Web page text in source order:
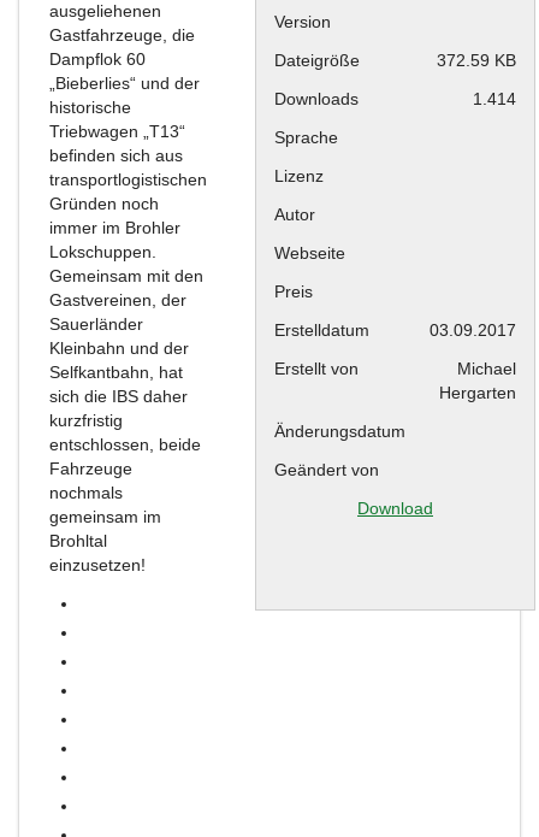
ausgeliehenen
Gastfahrzeuge, die
Dampflok 60
„Bieberlies“ und der
historische
Triebwagen „T13“
befinden sich aus
transportlogistischen
Gründen noch
immer im Brohler
Lokschuppen.
Gemeinsam mit den
Gastvereinen, der
Sauerländer
Kleinbahn und der
Selfkantbahn, hat
sich die IBS daher
kurzfristig
entschlossen, beide
Fahrzeuge
nochmals
gemeinsam im
Brohltal
einzusetzen!
Version
Dateigröße
372.59 KB
Downloads
1.414
Sprache
Lizenz
Autor
Webseite
Preis
Erstelldatum
03.09.2017
Erstellt von
Michael
Hergarten
Änderungsdatum
Geändert von
Download